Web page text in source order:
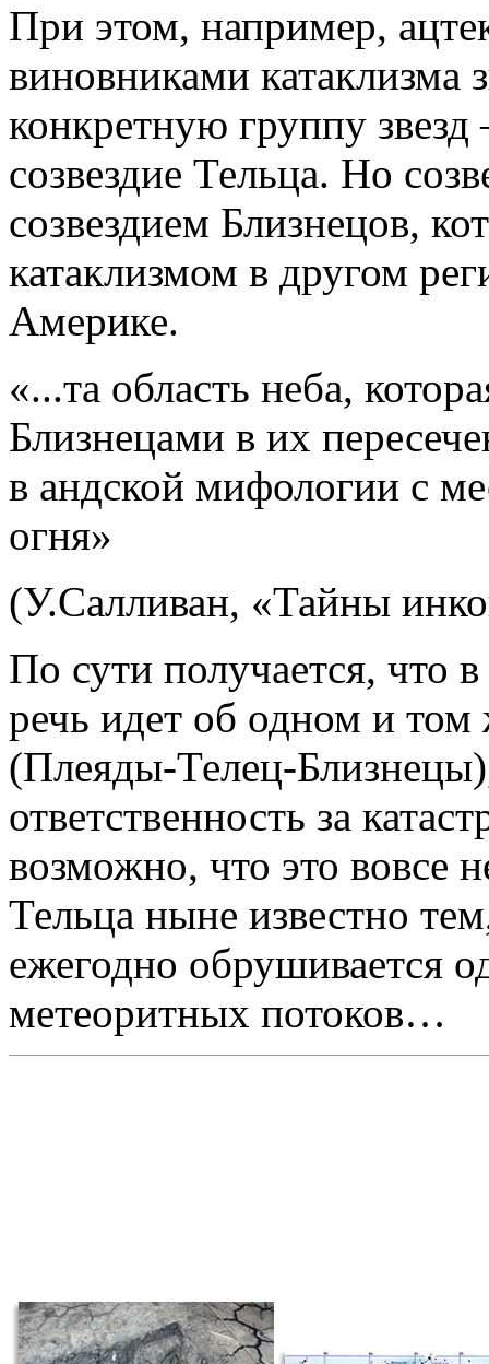
При этом, например,
виновниками катаклизма
конкретную группу
созвездие Тельца. Но
созвездием Близнецов,
катаклизмом в другом
Америке.
«...та область неба,
Близнецами в их
в андской мифологии с
огня»
(У.Салливан, «Тайны
По сути получается, что
речь идет об одном и том
(Плеяды-Телец-
ответственность за
возможно, что это вовсе
Тельца ныне известно
ежегодно обрушивается
метеоритных потоков…